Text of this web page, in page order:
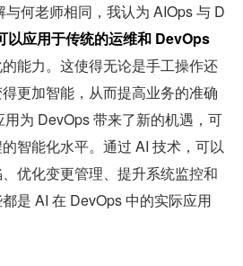
与何老师相同，我认为 AIOps 与 D
以应用于传统的运维和 DevOps
的能力。这使得无论是手工操作还
更加智能，从而提高业务的准确
为 DevOps 带来了新的机遇，可
智能化水平。通过 AI 技术，可以
优化变更管理、提升系统监控和
是 AI 在 DevOps 中的实际应用